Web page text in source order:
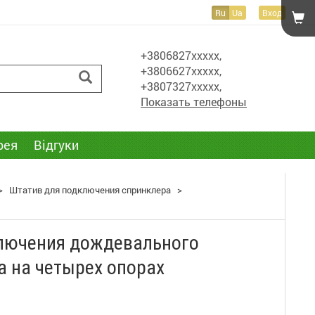
Ru Ua Вход
+3806827xxxxx,
+3806627xxxxx,
+3807327xxxxx,
Показать телефоны
Відгуки
Штатив для подключения спринклера >
дождевального
на четырех опорах